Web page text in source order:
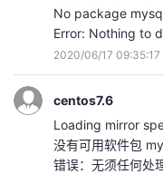
No package
Error: Nothing to
2020/06/17 09:35:17
centos7.6
Loading mirror
没有可用软件包
错误：无须任何处